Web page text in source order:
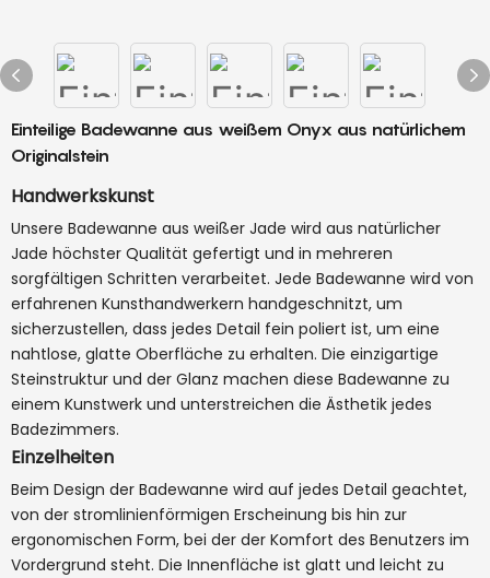
Einteilige Badewanne aus weißem Onyx aus natürlichem
Originalstein
Handwerkskunst
Unsere Badewanne aus weißer Jade wird aus natürlicher
Jade höchster Qualität gefertigt und in mehreren
sorgfältigen Schritten verarbeitet. Jede Badewanne wird von
erfahrenen Kunsthandwerkern handgeschnitzt, um
sicherzustellen, dass jedes Detail fein poliert ist, um eine
nahtlose, glatte Oberfläche zu erhalten. Die einzigartige
Steinstruktur und der Glanz machen diese Badewanne zu
einem Kunstwerk und unterstreichen die Ästhetik jedes
Badezimmers.
Einzelheiten
Beim Design der Badewanne wird auf jedes Detail geachtet,
von der stromlinienförmigen Erscheinung bis hin zur
ergonomischen Form, bei der der Komfort des Benutzers im
Vordergrund steht. Die Innenfläche ist glatt und leicht zu